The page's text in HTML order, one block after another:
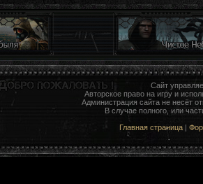
Сайт
Авторское право на игру и
Администрация сайта не несёт
В случае полного, или
Главная страница |